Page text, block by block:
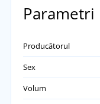
Parametri
Producătorul
Sex
Volum